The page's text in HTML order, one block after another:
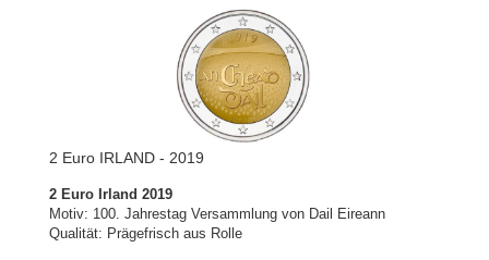
2 Euro IRLAND - 2019
2 Euro Irland 2019
Motiv: 100. Jahrestag Versammlung von Dail Eireann
Qualität: Prägefrisch aus Rolle